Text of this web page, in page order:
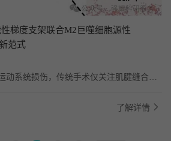
梯度支架联合M2巨噬细胞源性
范式
统损伤，传统手术仅关注肌腱缝合，
了解详情